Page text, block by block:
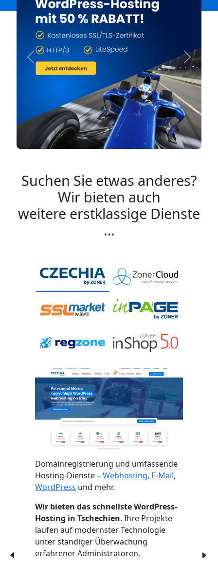
Previous Next
Suchen Sie etwas anderes?
Wir bieten auch
weitere erstklassige Dienste
…
Domainregistrierung und umfassende
Hosting-Dienste –Webhosting, E-Mail,
WordPress und mehr.
Wir bieten das schnellste WordPress-
Hosting in Tschechien. Ihre Projekte
laufen auf modernster Technologie
unter ständiger Überwachung
erfahrener Administratoren.